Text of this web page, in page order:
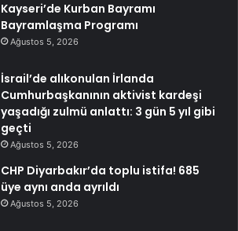
Kayseri’de Kurban Bayramı
Bayramlaşma Programı
Ağustos 5, 2026
İsrail’de alıkonulan İrlanda
Cumhurbaşkanının aktivist kardeşi
yaşadığı zulmü anlattı: 3 gün 5 yıl gibi
geçti
Ağustos 5, 2026
CHP Diyarbakır’da toplu istifa! 685
üye aynı anda ayrıldı
Ağustos 5, 2026